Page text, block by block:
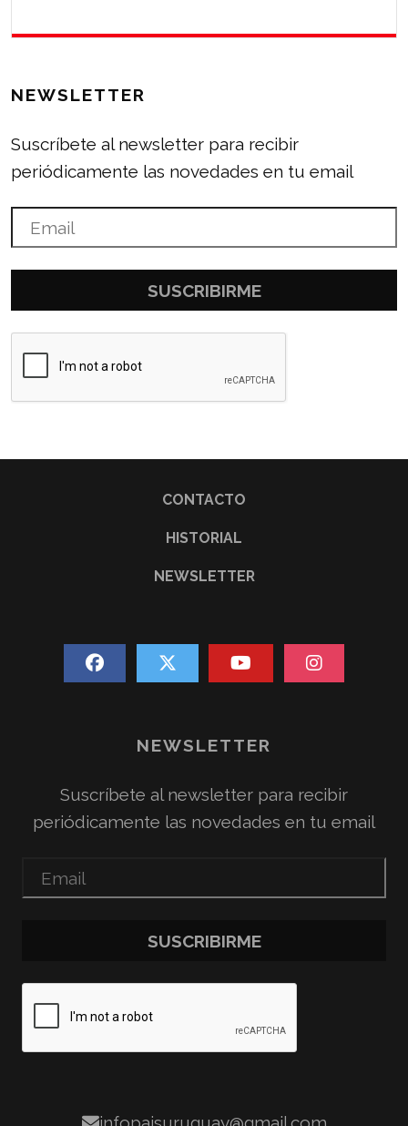
NEWSLETTER
Suscríbete al newsletter para recibir
periódicamente las novedades en tu email
SUSCRIBIRME
CONTACTO
HISTORIAL
NEWSLETTER
NEWSLETTER
Suscríbete al newsletter para recibir
periódicamente las novedades en tu email
SUSCRIBIRME